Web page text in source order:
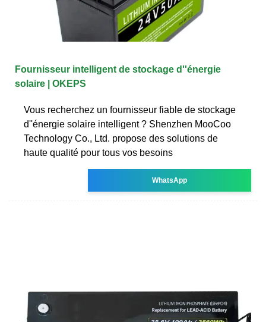
Fournisseur intelligent de stockage d''énergie
solaire | OKEPS
Vous recherchez un fournisseur fiable de stockage
d''énergie solaire intelligent ? Shenzhen MooCoo
Technology Co., Ltd. propose des solutions de
haute qualité pour tous vos besoins
WhatsApp